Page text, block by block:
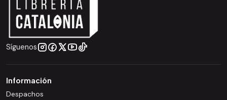
Síguenos
Información
Despachos